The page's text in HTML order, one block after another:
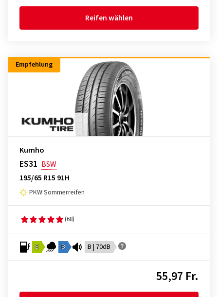
Reifen wählen
Empfehlung
Kumho
ES31 BSW
195/65 R15 91H
PKW Sommerreifen
(68)
B B B | 70dB
55,97 Fr.